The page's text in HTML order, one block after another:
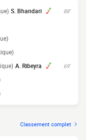
88'
S. Bhandari
69'
A. Ribeyra
Classement complet